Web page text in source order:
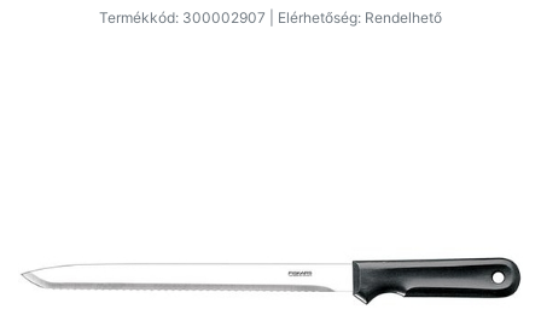
Termékkód: 300002907 | Elérhetőség: Rendelhető